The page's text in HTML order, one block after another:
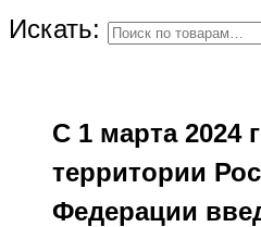
Искать:
С 1 марта 2024
территории
Федерации